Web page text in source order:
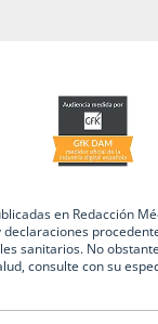
en Redacción
sanitarios. No
consulte con su